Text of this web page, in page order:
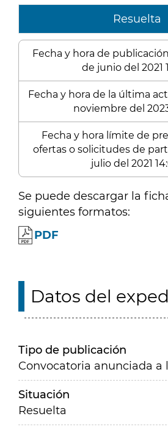
Resuelta
Fecha y hora de
de junio del 2021
Fecha y hora de la última
noviembre del
Fecha y hora límite de
ofertas o solicitudes de
julio del 2021
Se puede descargar la
siguientes formatos:
PDF
Datos del
Tipo de publicación
Convocatoria anunciada a
Situación
Resuelta